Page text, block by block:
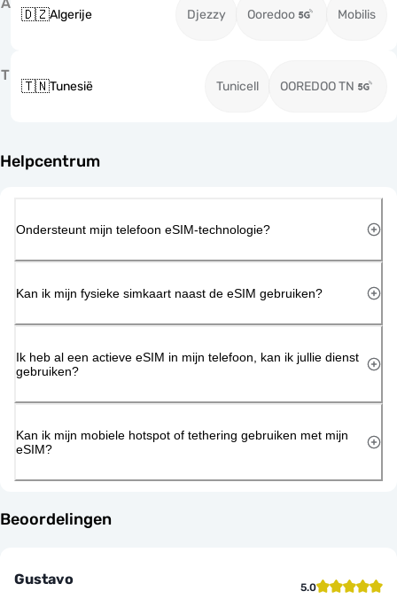
🇩🇿Algerije Djezzy Ooredoo Mobilis
T
🇹🇳Tunesië Tunicell OOREDOO TN
Helpcentrum
Ondersteunt mijn telefoon eSIM-technologie?
Kan ik mijn fysieke simkaart naast de eSIM gebruiken?
Ik heb al een actieve eSIM in mijn telefoon, kan ik jullie dienst
gebruiken?
Kan ik mijn mobiele hotspot of tethering gebruiken met mijn
eSIM?
Beoordelingen
Gustavo 5.0